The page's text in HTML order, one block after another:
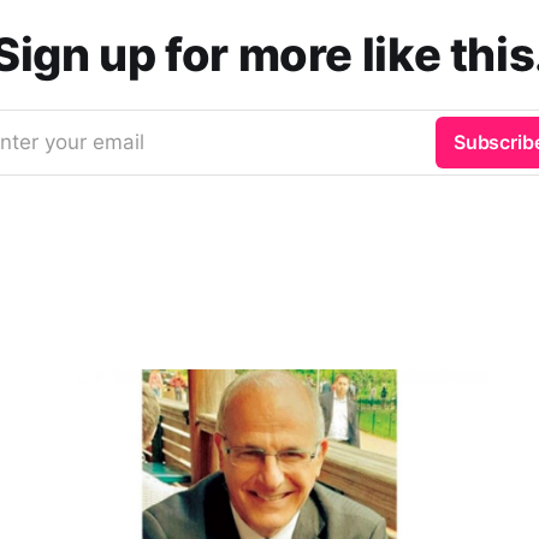
up for more like
your email